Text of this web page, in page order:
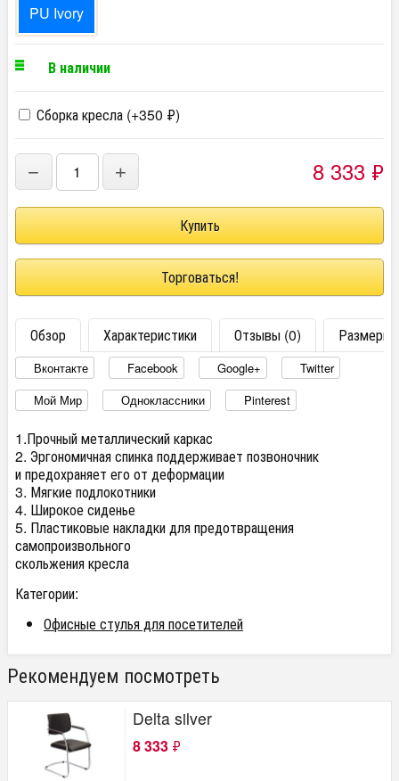
PU Ivory
В наличии
Сборка кресла (+350 ₽)
− + 8 333 ₽
Торговаться!
Обзор Характеристики Отзывы (0) Размеры
Вконтакте Facebook Google+
Twitter
Мой Мир
Одноклассники Pinterest
1.Прочный металлический каркас
2. Эргономичная спинка поддерживает позвоночник
и предохраняет его от деформации
3. Мягкие подлокотники
4. Широкое сиденье
5. Пластиковые накладки для предотвращения
самопроизвольного
скольжения кресла
Категории:
Офисные стулья для посетителей
Рекомендуем посмотреть
Delta silver
8 333 ₽